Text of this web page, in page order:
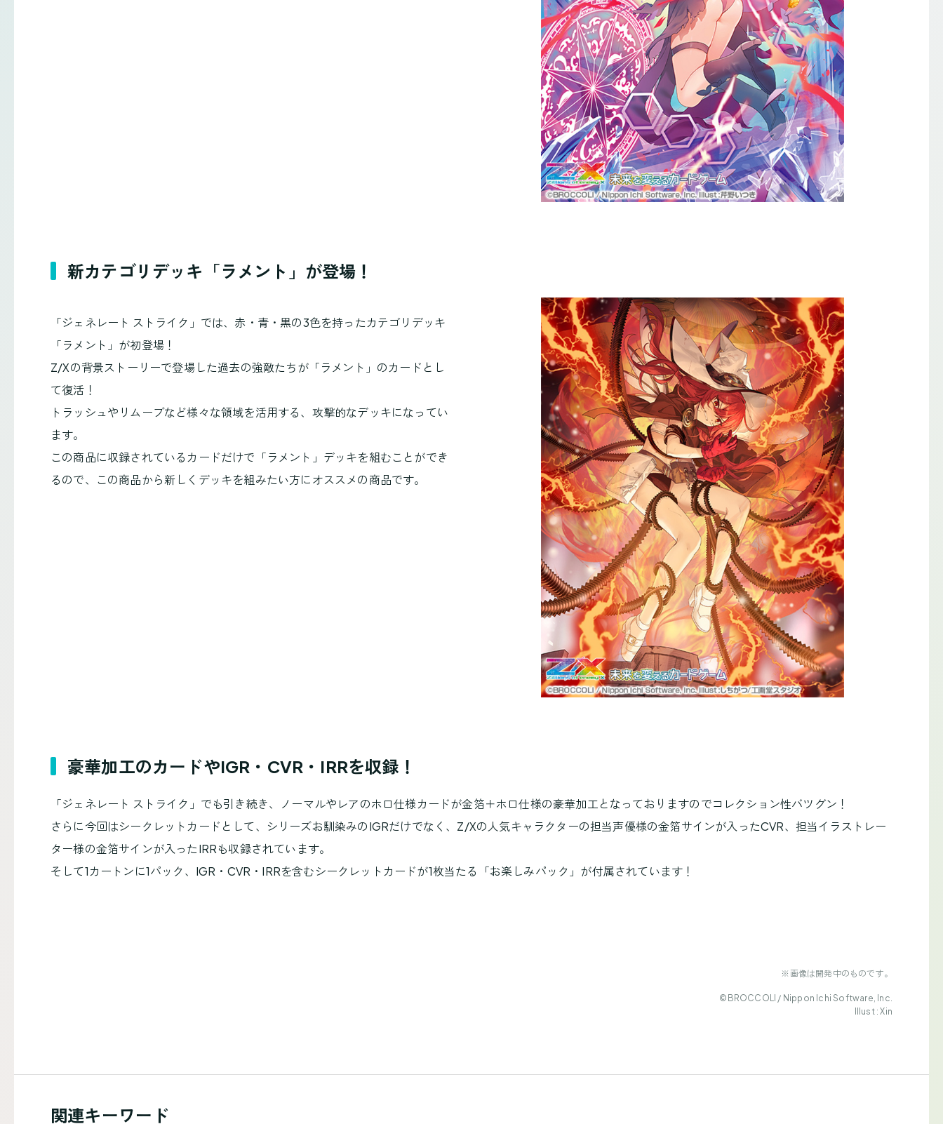
新カテゴリデッキ「ラメント」が登場！
「ジェネレート ストライク」では、赤・青・黒の3色を持ったカテゴリデッキ
「ラメント」が初登場！
Z/Xの背景ストーリーで登場した過去の強敵たちが「ラメント」のカードとし
て復活！
トラッシュやリムーブなど様々な領域を活用する、攻撃的なデッキになってい
ます。
この商品に収録されているカードだけで「ラメント」デッキを組むことができ
るので、この商品から新しくデッキを組みたい方にオススメの商品です。
豪華加工のカードやIGR・CVR・IRRを収録！
「ジェネレート ストライク」でも引き続き、ノーマルやレアのホロ仕様カードが金箔＋ホロ仕様の豪華加工となっておりますのでコレクション性バツグン！
さらに今回はシークレットカードとして、シリーズお馴染みのIGRだけでなく、Z/Xの人気キャラクターの担当声優様の金箔サインが入ったCVR、担当イラストレー
ター様の金箔サインが入ったIRRも収録されています。
そして1カートンに1パック、IGR・CVR・IRRを含むシークレットカードが1枚当たる「お楽しみパック」が付属されています！
※画像は開発中のものです。
©BROCCOLI / Nippon Ichi Software, Inc.
Illust : Xin
関連キーワード